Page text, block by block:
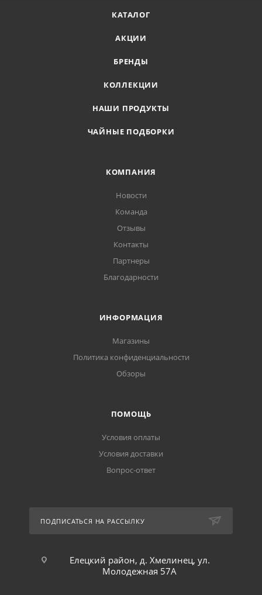
КАТАЛОГ
АКЦИИ
БРЕНДЫ
КОЛЛЕКЦИИ
НАШИ ПРОДУКТЫ
ЧАЙНЫЕ ПОДБОРКИ
КОМПАНИЯ
Новости
Команда
Отзывы
Контакты
Партнеры
Благодарности
ИНФОРМАЦИЯ
Магазины
Политика конфиденциальности
Обзоры
ПОМОЩЬ
Условия оплаты
Условия доставки
Вопрос-ответ
ПОДПИСАТЬСЯ НА РАССЫЛКУ
Елецкий район, д. Хмелинец, ул.
Молодежная 57А